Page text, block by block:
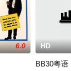
6.0 HD
BB30粤语